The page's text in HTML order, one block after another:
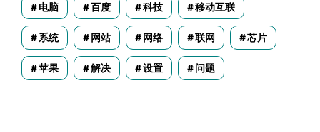
电脑 百度 科技 移动互联
系统 网站 网络 联网 芯片
苹果 解决 设置 问题